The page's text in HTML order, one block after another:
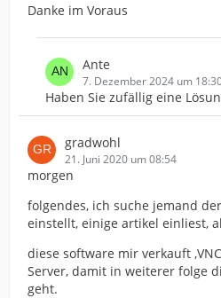
Danke im Voraus
Ante
7. Dezember 2024 um
Haben Sie zufällig eine
gradwohl
21. Juni 2020 um 08:54
morgen
folgendes, ich suche jemand
einstellt, einige artikel einliest,
diese software mir verkauft
Server, damit in weiterer folge
geht.